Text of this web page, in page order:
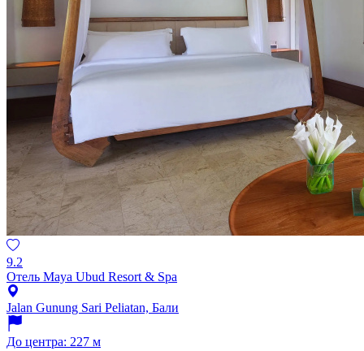
9.2
Отель Maya Ubud Resort & Spa
Jalan Gunung Sari Peliatan, Бали
До центра: 227 м